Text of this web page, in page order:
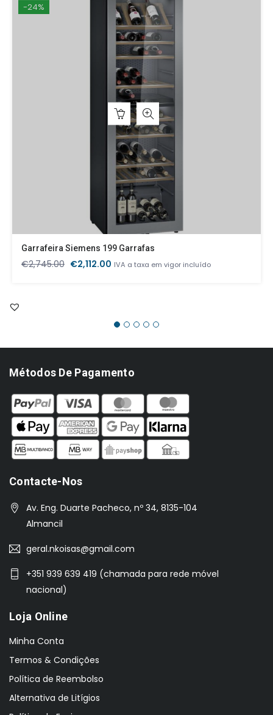
-24%
Garrafeira Siemens 199 Garrafas
€2,745.00 O
€2,112.00 O
IVA a taxa em vigor incluído
Métodos De Pagamento
Contacte-Nos
Av. Eng. Duarte Pacheco, nº 34, 8135-104
Almancil
geral.nkoisas@gmail.com
+351 939 639 419 (chamada para rede móvel
nacional)
Loja Online
Minha Conta
Termos & Condições
Política de Reembolso
Alternativa de Litígios